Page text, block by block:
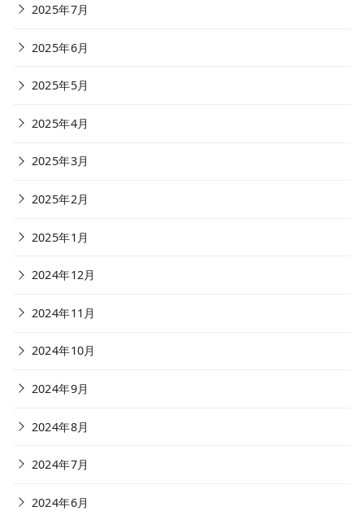
2025年7月
2025年6月
2025年5月
2025年4月
2025年3月
2025年2月
2025年1月
2024年12月
2024年11月
2024年10月
2024年9月
2024年8月
2024年7月
2024年6月